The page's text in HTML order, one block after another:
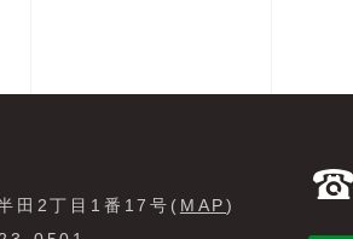
田2丁目1番17号( MAP)